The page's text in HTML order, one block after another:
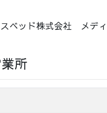
ベッド株式会社 メデ
所